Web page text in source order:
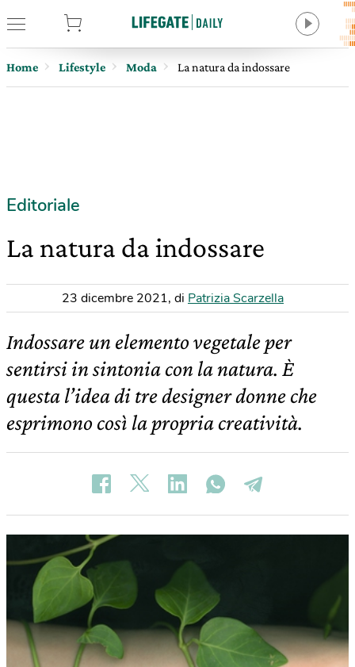
Home Lifestyle Moda La natura da indossare
Editoriale
La natura da indossare
23 dicembre 2021, di Patrizia Scarzella
Indossare un elemento vegetale per
sentirsi in sintonia con la natura. È
questa l’idea di tre designer donne che
esprimono così la propria creatività.